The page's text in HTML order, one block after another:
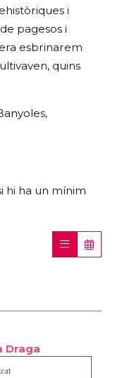
i
pagesos i
esbrinarem
quins
hi ha un mínim
Draga